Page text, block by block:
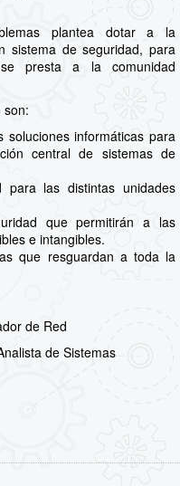
plantea dotar a la
sistema de seguridad, para
presta a la comunidad
son:
informáticas para
central de sistemas de
las distintas unidades
que permitirán a las
e intangibles.
que resguardan a toda la
de Red
de Sistemas